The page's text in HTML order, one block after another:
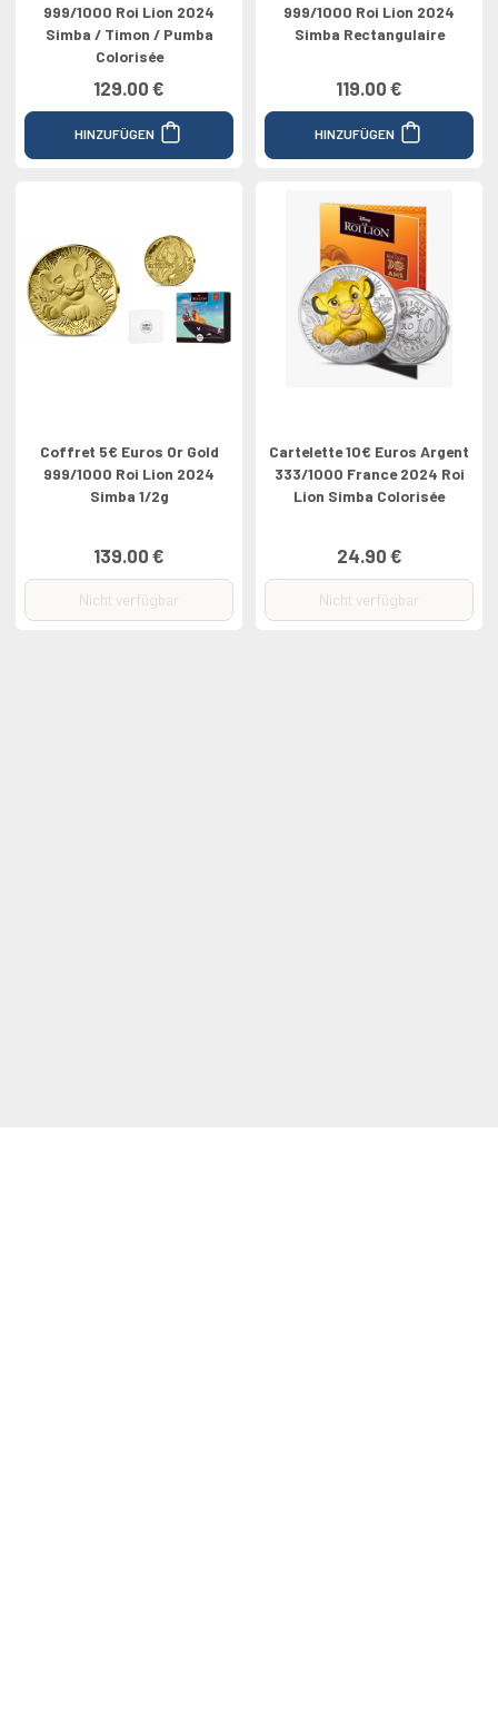
999/1000 Roi Lion 2024
Simba / Timon / Pumba
Colorisée
129.00 €
HINZUFÜGEN
999/1000 Roi Lion 2024
Simba Rectangulaire
119.00 €
HINZUFÜGEN
Coffret 5€ Euros Or Gold
999/1000 Roi Lion 2024
Simba 1/2g
139.00 €
Nicht verfügbar
Cartelette 10€ Euros Argent
333/1000 France 2024 Roi
Lion Simba Colorisée
24.90 €
Nicht verfügbar